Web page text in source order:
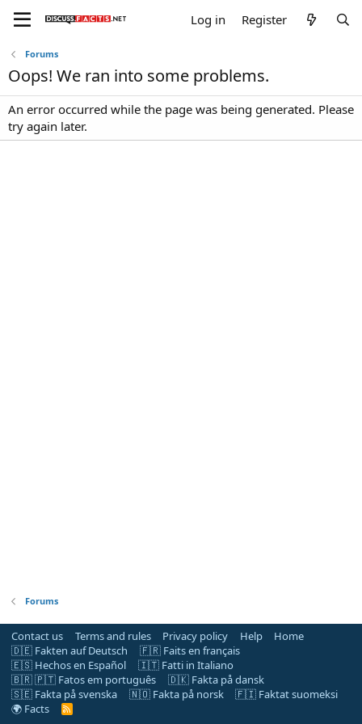
Log in Register
Forums
Oops! We ran into some problems.
An error occurred while the page was being generated. Please
try again later.
Forums
Contact us Terms and rules Privacy policy Help
Home
🇩🇪 Fakten auf Deutsch
🇫🇷 Faits en français
🇪🇸 Hechos en Español
🇮🇹 Fatti in Italiano
🇧🇷 🇵🇹 Fatos em português
🇩🇰 Fakta på dansk
🇸🇪 Fakta på svenska
🇳🇴 Fakta på norsk
🇫🇮 Faktat suomeksi
🌍 Facts
R